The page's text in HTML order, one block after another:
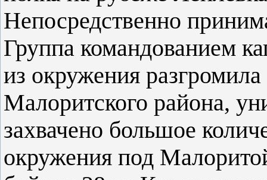
Непосредственно
Группа командованием
из окружения
Малоритского района,
захвачено большое
окружения под